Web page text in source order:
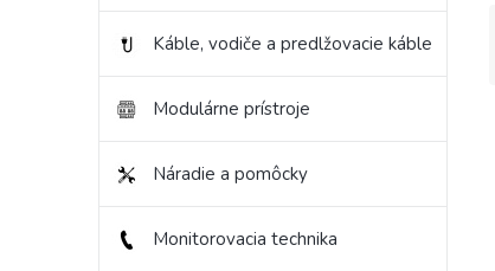
Káble, vodiče a predlžovacie káble
Modulárne prístroje
Náradie a pomôcky
Monitorovacia technika